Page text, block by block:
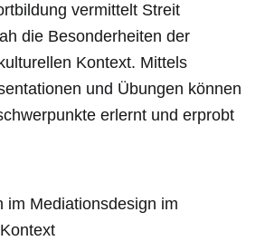
vermittelt Streit
die Besonderheiten der
Kontext. Mittels
und Übungen können
erlernt und erprobt
im Mediationsdesign im